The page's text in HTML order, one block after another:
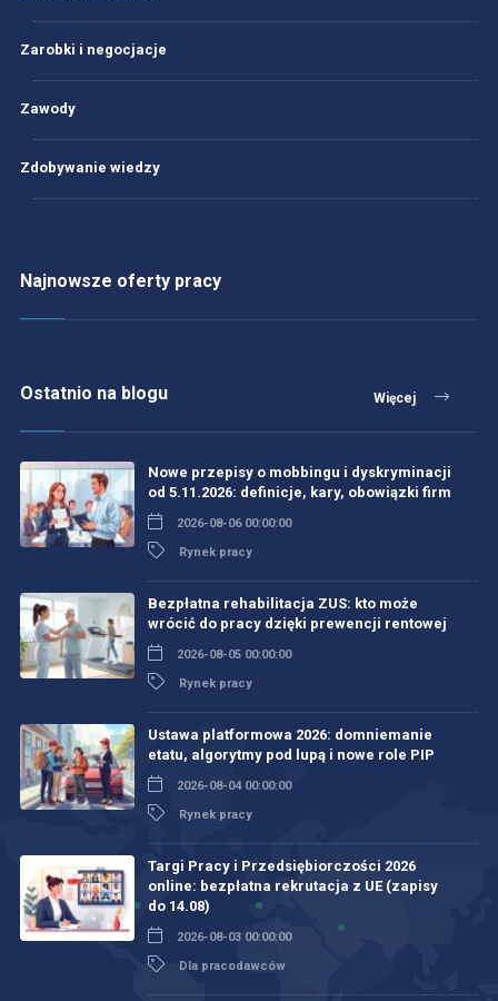
Zarobki i negocjacje
Zawody
Zdobywanie wiedzy
Najnowsze oferty pracy
Ostatnio na blogu Więcej
Nowe przepisy o mobbingu i dyskryminacji
od 5.11.2026: definicje, kary, obowiązki firm
2026-08-06 00:00:00
Rynek pracy
Bezpłatna rehabilitacja ZUS: kto może
wrócić do pracy dzięki prewencji rentowej
2026-08-05 00:00:00
Rynek pracy
Ustawa platformowa 2026: domniemanie
etatu, algorytmy pod lupą i nowe role PIP
2026-08-04 00:00:00
Rynek pracy
Targi Pracy i Przedsiębiorczości 2026
online: bezpłatna rekrutacja z UE (zapisy
do 14.08)
2026-08-03 00:00:00
Dla pracodawców